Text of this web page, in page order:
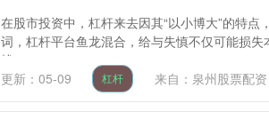
在股市投资中，杠杆来去因其“以小博大”的特
词，杠杆平台鱼龙混合，给与失慎不仅可能损失
找....
更新：05-09
杠杆 来自：泉州股票配资